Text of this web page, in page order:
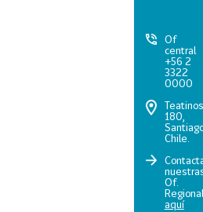
Of
central
+56 2
3322
0000
Teatinos
180,
Chile.
Of.
aquí